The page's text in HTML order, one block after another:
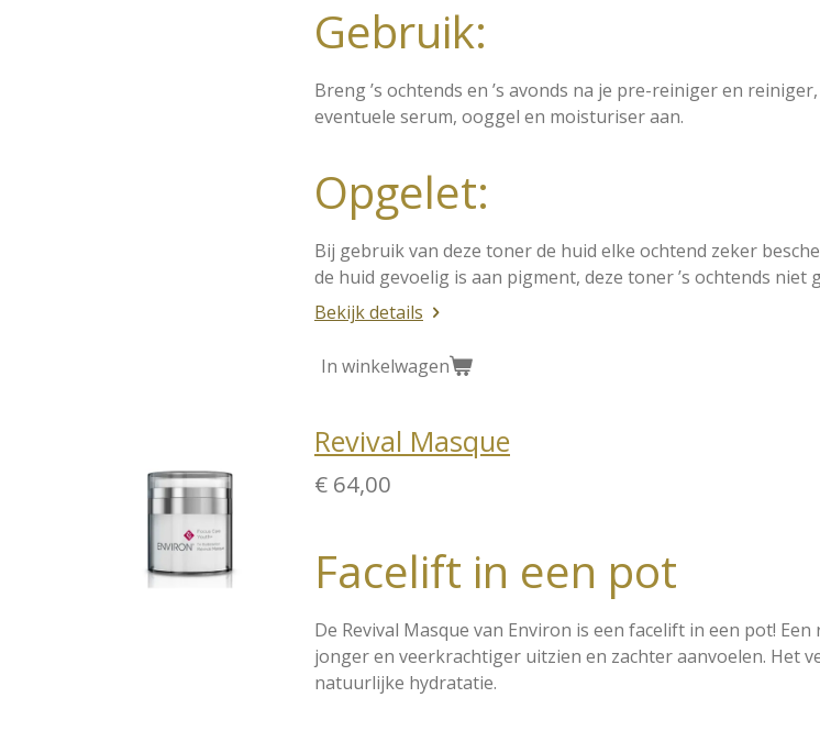
Gebruik:
Breng ’s ochtends en ’s avonds na je pre-reiniger en
eventuele serum, ooggel en moisturiser aan.
Opgelet:
Bij gebruik van deze toner de huid elke ochtend zeker
de huid gevoelig is aan pigment, deze toner ’s ochtends
Bekijk details
In winkelwagen
Revival Masque
€ 64,00
Facelift in een pot
De Revival Masque van Environ is een facelift in een pot!
jonger en veerkrachtiger uitzien en zachter aanvoelen. Het
natuurlijke hydratatie.